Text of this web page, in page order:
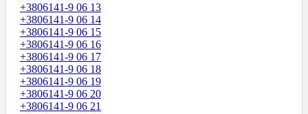
+3806141-9 06 13
+3806141-9 06 14
+3806141-9 06 15
+3806141-9 06 16
+3806141-9 06 17
+3806141-9 06 18
+3806141-9 06 19
+3806141-9 06 20
+3806141-9 06 21